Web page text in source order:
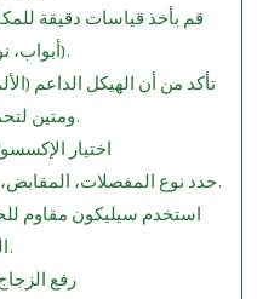
قم بأخذ قياسات دقيقة
(أبواب، نوافذ، واجهات).
تأكد من أن الهيكل الداعم
ومتين لتحمل وزن الزجاج.
2.⁠ ⁠اختيار
حدد نوع المفصلات، المقابض، والأقفال المطلوبة حسب التصميم.
استخدم سيليكون مقاوم
الزجاج.
3.⁠ ⁠رفع